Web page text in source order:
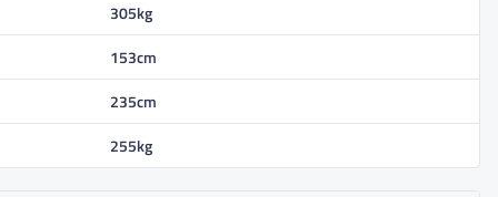
305kg
153cm
235cm
255kg